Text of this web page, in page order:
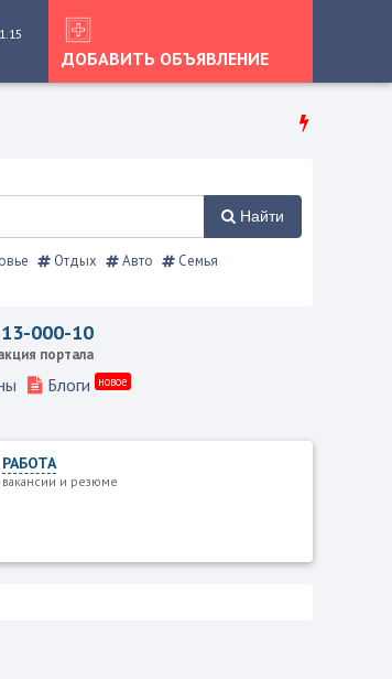
ДОБАВИТЬ ОБЪЯВЛЕНИЕ
Найти
Отдых Авто Семья
000-10
портала
Блоги новое
РАБОТА
вакансии и резюме